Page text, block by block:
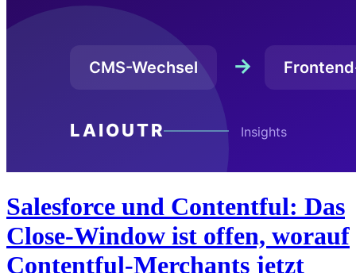
Salesforce und Contentful: Das
Close-Window ist offen, worauf
Contentful-Merchants jetzt